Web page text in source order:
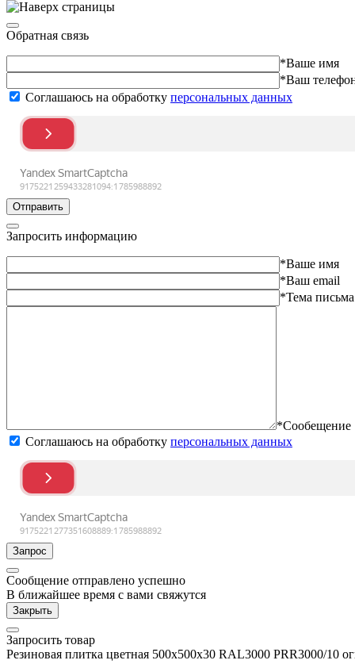
Обратная связь
*Ваше имя
*Ваш
Соглашаюсь на обработку персональных данных
Отправить
Запросить информацию
*Ваше имя
*Ваш email
*Тема письма
*Сообещение
Соглашаюсь на обработку персональных данных
Запрос
Сообщение отправлено успешно
В ближайшее время с вами свяжутся
Закрыть
Запросить товар
Резиновая плитка цветная 500х500х30 RAL3000 PRR3000/10